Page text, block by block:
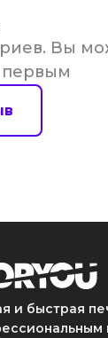
Вы
первым
и быстрая